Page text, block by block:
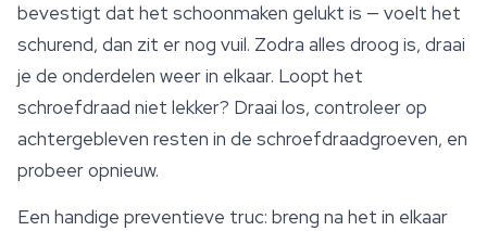
bevestigt dat het schoonmaken gelukt is — voelt het
schurend, dan zit er nog vuil. Zodra alles droog is, draai
je de onderdelen weer in elkaar. Loopt het
schroefdraad niet lekker? Draai los, controleer op
achtergebleven resten in de schroefdraadgroeven, en
probeer opnieuw.
Een handige preventieve truc: breng na het in elkaar